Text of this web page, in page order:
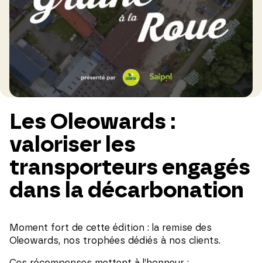
Les Oleowards :
valoriser les
transporteurs engagés
dans la décarbonation
Moment fort de cette édition : la remise des
Oleowards, nos trophées dédiés à nos clients.